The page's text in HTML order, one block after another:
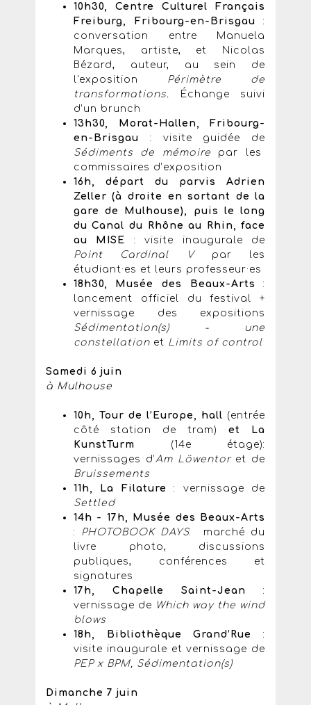
10h30, Centre Culturel Français
Freiburg, Fribourg-en-Brisgau :
conversation entre Manuela
Marques, artiste, et Nicolas
Bézard, auteur, au sein de
l'exposition Périmètre de
transformations
Échange suivi
d’un brunch
13h30, Morat-Hallen, Fribourg-
en-Brisgau : visite guidée de
Sédiments de mémoire par les
commissaires d’exposition
16h, départ du parvis Adrien
Zeller (à droite en sortant de la
gare de Mulhouse), puis le long
du Canal du Rhône au Rhin, face
au MISE : visite inaugurale de
Point Cardinal V
par les
étudiant·es et leurs professeur·es
18h30, Musée des Beaux-Arts
:
lancement officiel du festival +
vernissage des expositions
Sédimentation(s)
- une
constellationet Limits of control
Samedi 6 juin
à Mulhouse
10h, Tour de l’Europe, hall (entrée
côté station de tram)
et La
KunstTurm (14e étage):
vernissages d’ Am Löwentoret de
Bruissements
11h, La Filature
: vernissage de
Settled
14h - 17h, Musée des Beaux-Arts
: PHOTOBOOK DAYS: marché du
livre photo, discussions
publiques, conférences et
signatures
17h, Chapelle Saint-Jean :
vernissage de Which way the wind
blows
18h, Bibliothèque Grand’Rue
:
visite inaugurale et vernissage de
PEP x BPM, Sédimentation(s)
Dimanche 7 juin